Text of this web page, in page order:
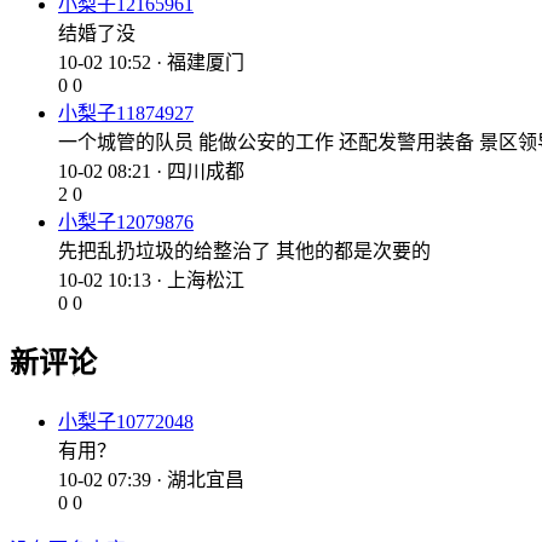
结婚了没
10-02 10:52 · 福建厦门
0 0
小梨子11874927
一个城管的队员 能做公安的工作 还配发警用装备 景区领
10-02 08:21 · 四川成都
2 0
小梨子12079876
先把乱扔垃圾的给整治了 其他的都是次要的
10-02 10:13 · 上海松江
0 0
新评论
小梨子10772048
有用？
10-02 07:39 · 湖北宜昌
0 0